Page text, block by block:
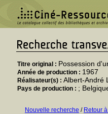
Titre original : Possession
Année de production : 1967
Réalisateur(s) : Albert-André
Pays de production : ;
Nouvelle recherche / Retour